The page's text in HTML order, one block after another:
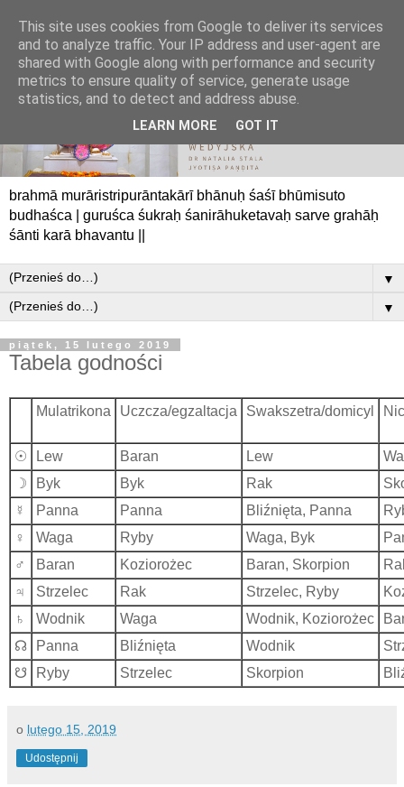
brahmā murāristripurāntakārī bhānuḥ śaśī bhūmisuto
budhaśca | guruśca śukraḥ śanirāhuketavaḥ sarve grahāḥ
śānti karā bhavantu ||
▼
▼
piątek, 15 lutego 2019
Tabela godności
Mulatrikona Uczcza/egzaltacja Swakszetra/domicyl
☉ Lew Baran Lew
☽
Byk Byk Rak
☿
Panna Panna Bliźnięta, Panna
♀︎
Waga Ryby Waga, Byk
♂︎
Baran Koziorożec Baran, Skorpion
♃
Strzelec Rak Strzelec, Ryby
♄
Wodnik Waga Wodnik, Koziorożec
☊
Panna Bliźnięta Wodnik
☋
Ryby Strzelec Skorpion
o lutego 15, 2019
Udostępnij
This site uses cookies from Google to deliver its services
and to analyze traffic. Your IP address and user-agent are
shared with Google along with performance and security
metrics to ensure quality of service, generate usage
statistics, and to detect and address abuse.
LEARN MORE GOT IT